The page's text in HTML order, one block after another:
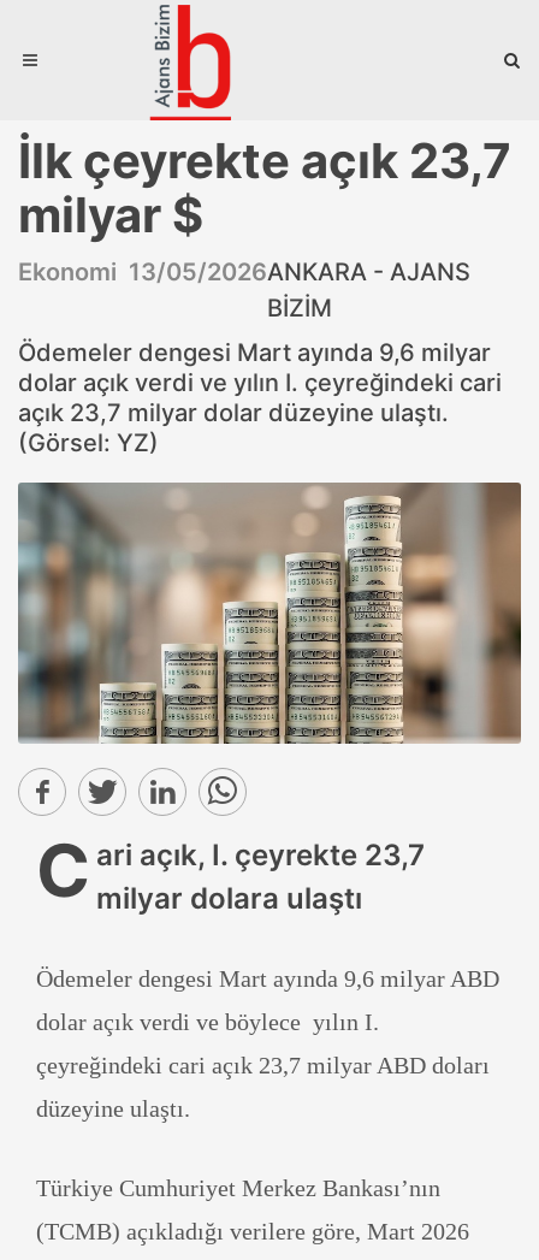
İlk çeyrekte açık 23,7
milyar $
Ekonomi 13/05/2026ANKARA - AJANS
BİZİM
Ödemeler dengesi Mart ayında 9,6 milyar
dolar açık verdi ve yılın I. çeyreğindeki cari
açık 23,7 milyar dolar düzeyine ulaştı.
(Görsel: YZ)
C ari açık, I. çeyrekte 23,7
milyar dolara ulaştı
Ödemeler dengesi Mart ayında 9,6 milyar ABD
dolar açık verdi ve böylece yılın I.
çeyreğindeki cari açık 23,7 milyar ABD doları
düzeyine ulaştı.
Türkiye Cumhuriyet Merkez Bankası’nın
(TCMB) açıkladığı verilere göre, Mart 2026